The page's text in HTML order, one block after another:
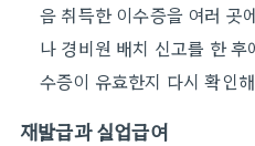
음 취득한 이수증을 여러 곳
나 경비원 배치 신고를 한
수증이 유효한지 다시 확인
재발급과 실업급여